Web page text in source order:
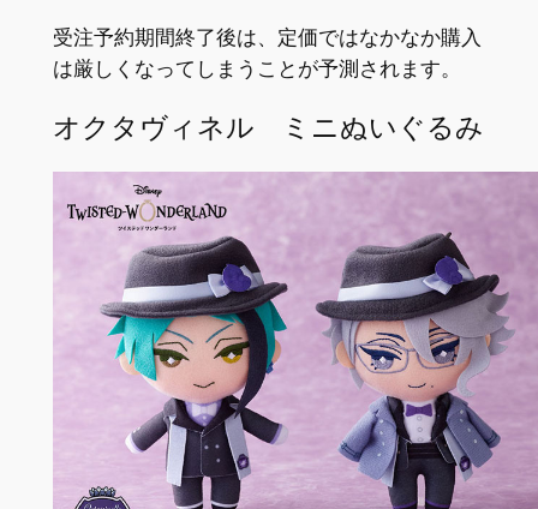
受注予約期間終了後は、定価ではなかなか購入
は厳しくなってしまうことが予測されます。
オクタヴィネル ミニぬいぐるみ